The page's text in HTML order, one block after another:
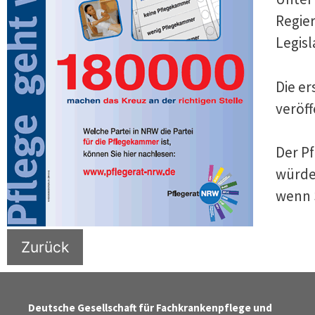
Die
Der
wenn
Zurück
Deutsche Gesellschaft für Fachkrankenpflege und